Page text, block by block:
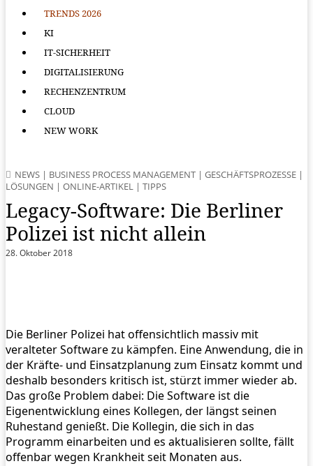
TRENDS 2026
KI
IT-SICHERHEIT
DIGITALISIERUNG
RECHENZENTRUM
CLOUD
NEW WORK
NEWS | BUSINESS PROCESS MANAGEMENT | GESCHÄFTSPROZESSE |
LÖSUNGEN | ONLINE-ARTIKEL | TIPPS
Legacy-Software: Die Berliner
Polizei ist nicht allein
28. Oktober 2018
Die Berliner Polizei hat offensichtlich massiv mit
veralteter Software zu kämpfen. Eine Anwendung, die in
der Kräfte- und Einsatzplanung zum Einsatz kommt und
deshalb besonders kritisch ist, stürzt immer wieder ab.
Das große Problem dabei: Die Software ist die
Eigenentwicklung eines Kollegen, der längst seinen
Ruhestand genießt. Die Kollegin, die sich in das
Programm einarbeiten und es aktualisieren sollte, fällt
offenbar wegen Krankheit seit Monaten aus.